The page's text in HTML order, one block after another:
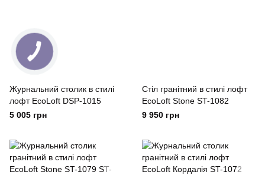
Журнальний столик в стилі
лофт EcoLoft DSP-1015
5 005 грн
Стіл гранітний в стилі лофт
EcoLoft Stone ST-1082
9 950 грн